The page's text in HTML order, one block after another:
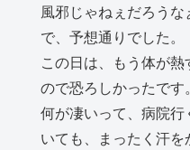
風邪じゃねぇだろう
で、予想通りでした。
この日は、もう体が
ので恐ろしかったです。
何が凄いって、病院
いても、まったく汗を